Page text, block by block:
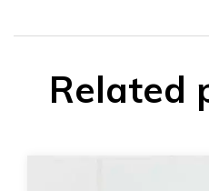
Related